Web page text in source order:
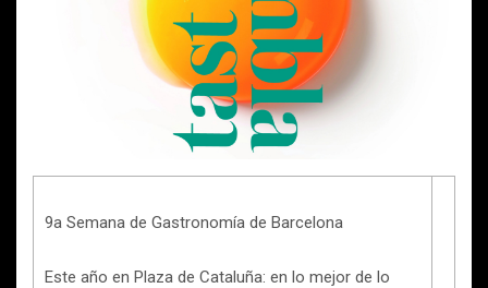
9a Semana de Gastronomía de Barcelona
Este año en Plaza de Cataluña: en lo mejor de lo